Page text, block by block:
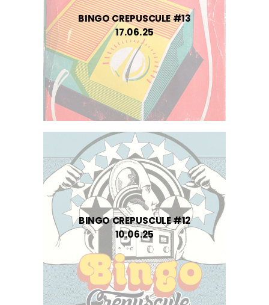
BINGO CREPUSCULE #13
17.06.25
BINGO CREPUSCULE #12
10.06.25